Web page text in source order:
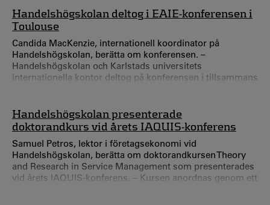
Handelshögskolan deltog i EAIE-konferensen i
Toulouse
Candida MacKenzie, internationell koordinator på
Handelshögskolan, berätta om konferensen. –
Handelshögskolan och Karlstads universitets
internationella kontor deltog på konferensen i tillsammans
nio andra universitet i Svenska Institutes booth för att
marknadsföra Sverige som studiedestination. från hela
landet för att marknadsföra Sverige som
studiedestination.
Handelshögskolan presenterade
doktorandkurs vid årets IAQUIS-konferens
Samuel Petros, lektor i företagsekonomi vid
Handelshögskolan, berätta om doktorandkursen Theory
and Research in Service Management som presenterades
vid årets IAQUIS-konferens. – Kursen anordnas genom ett